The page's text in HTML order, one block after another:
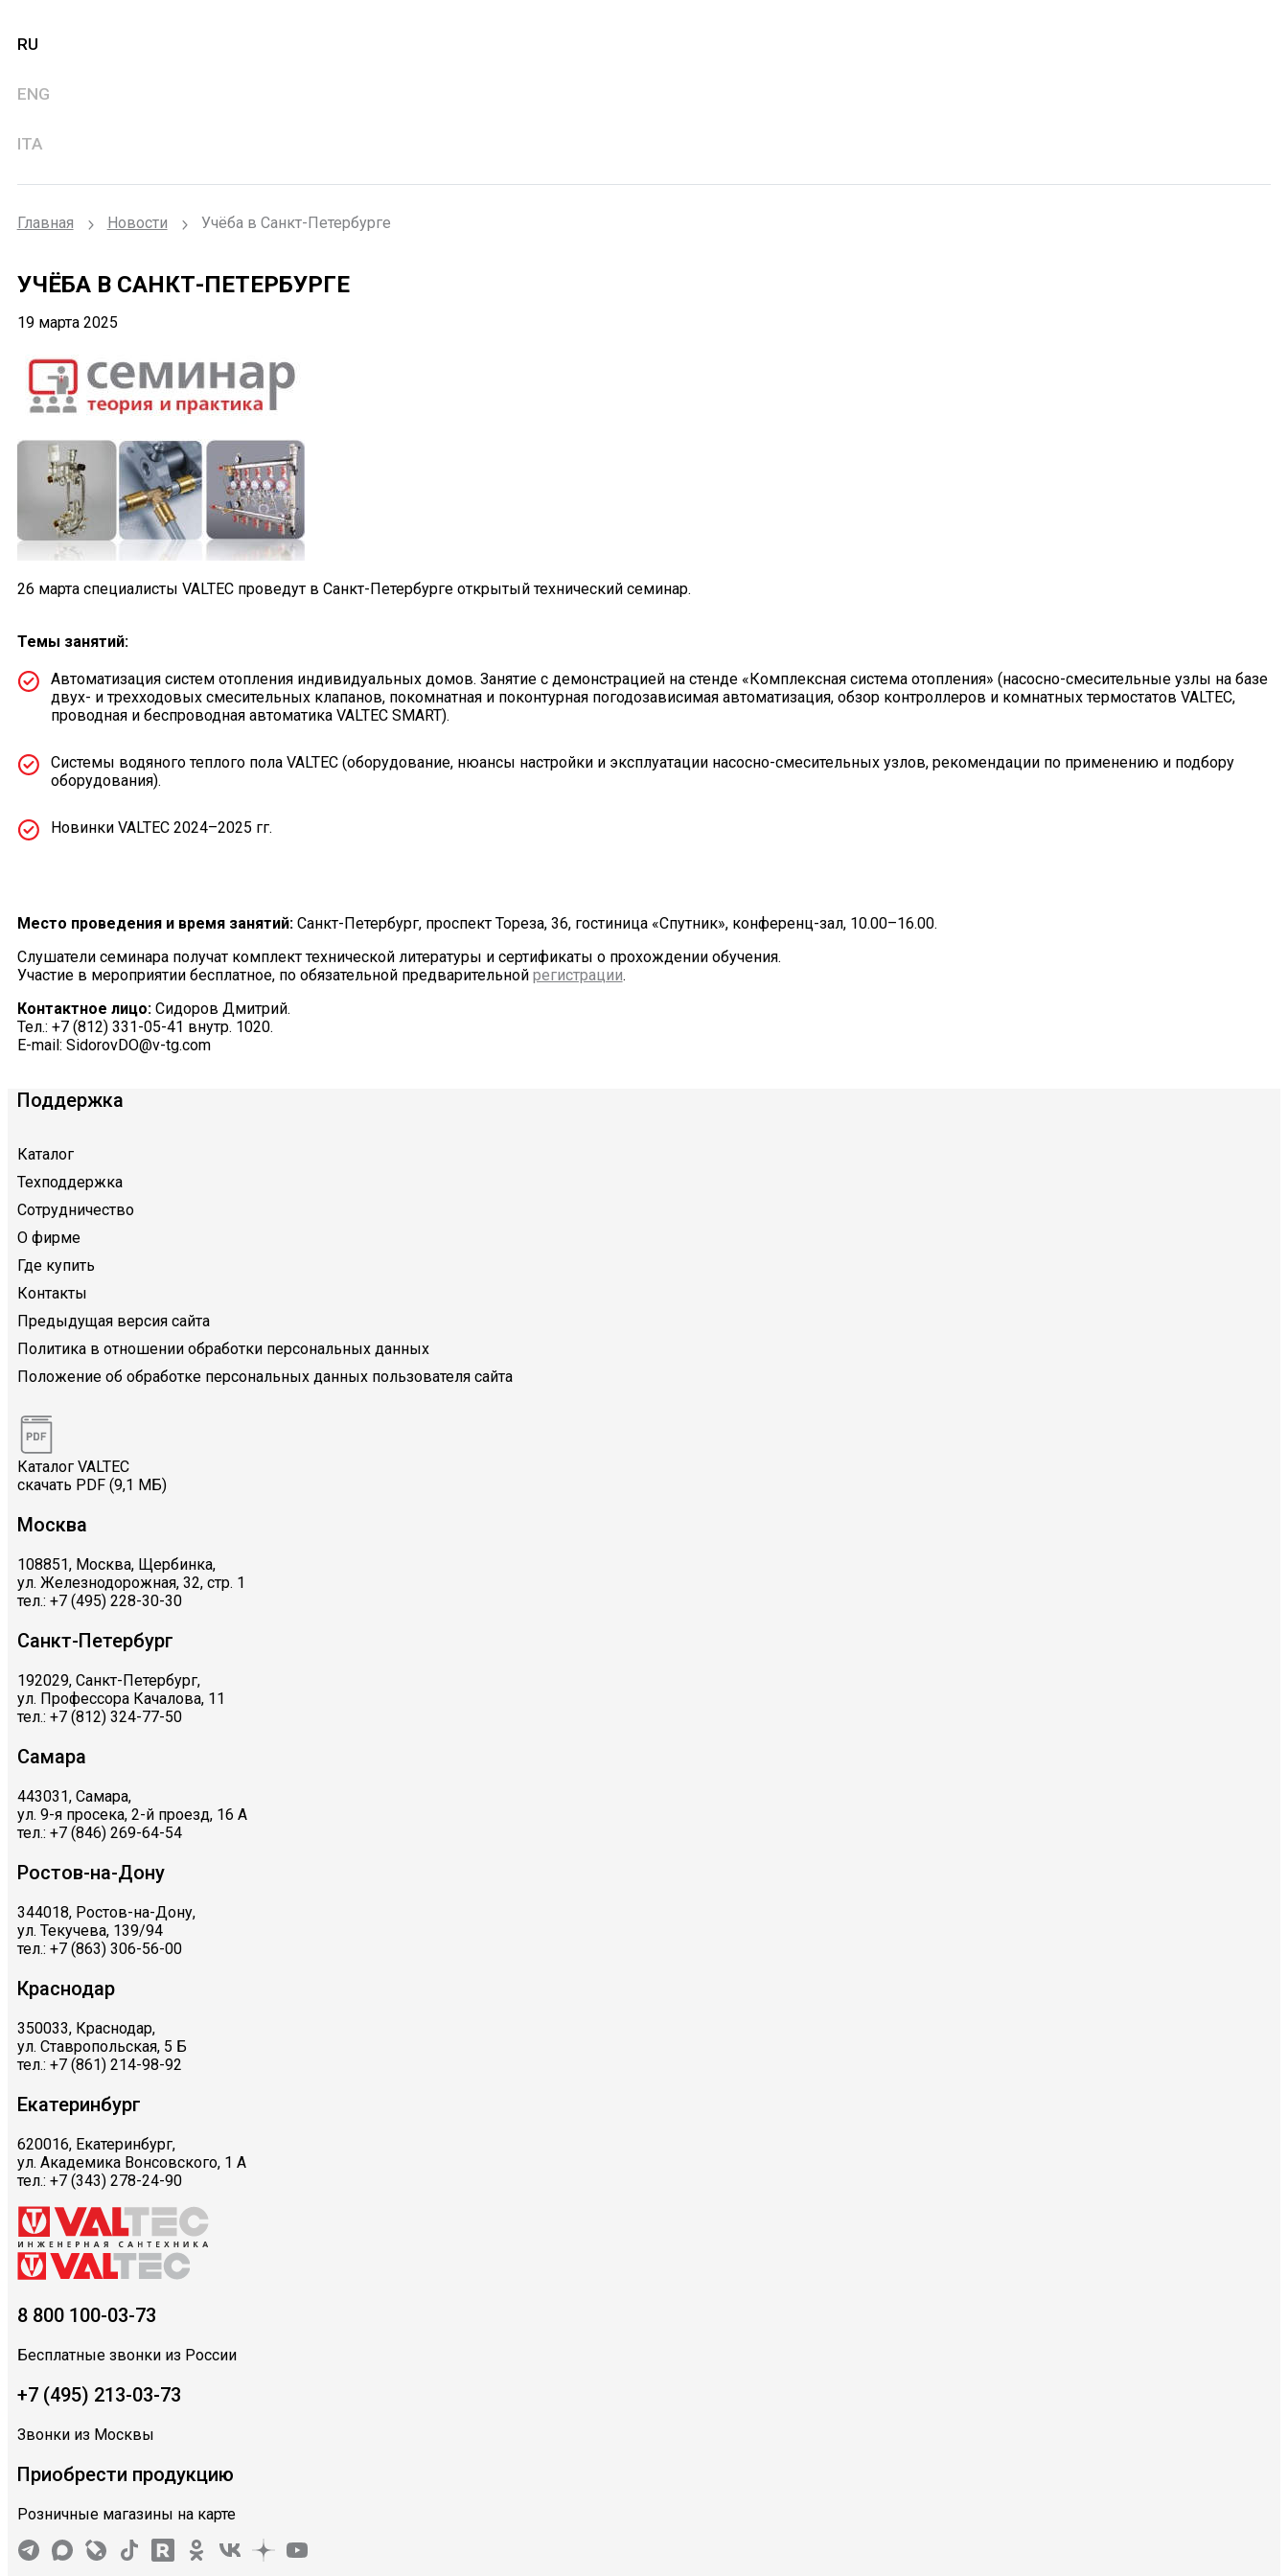
RU
ENG
ITA
Главная Новости Учёба в Санкт-Петербурге
УЧЁБА В САНКТ-ПЕТЕРБУРГЕ
19 марта 2025
26 марта специалисты VALTEC проведут в Санкт-Петербурге открытый технический семинар.
Темы занятий:
Автоматизация систем отопления индивидуальных домов. Занятие с демонстрацией на стенде «Комплексная система отопления» (насосно-смесительные узлы на базе
двух- и трехходовых смесительных клапанов, покомнатная и поконтурная погодозависимая автоматизация, обзор контроллеров и комнатных термостатов VALTEC,
проводная и беспроводная автоматика VALTEC SMART).
Системы водяного теплого пола VALTEC (оборудование, нюансы настройки и эксплуатации насосно-смесительных узлов, рекомендации по применению и подбору
оборудования).
Новинки VALTEC 2024–2025 гг.
Место проведения и время занятий:Санкт-Петербург, проспект Тореза, 36, гостиница «Спутник», конференц-зал, 10.00–16.00.
Слушатели семинара получат комплект технической литературы и сертификаты о прохождении обучения.
Участие в мероприятии бесплатное, по обязательной предварительной регистрации.
Контактное лицо:Сидоров Дмитрий.
Тел.: +7 (812) 331-05-41 внутр. 1020.
E-mail: SidorovDO@v-tg.com
Поддержка
Каталог
Техподдержка
Сотрудничество
О фирме
Где купить
Контакты
Предыдущая версия сайта
Политика в отношении обработки персональных данных
Положение об обработке персональных данных пользователя сайта
Каталог VALTEC
скачать PDF (9,1 МБ)
Москва
108851, Москва, Щербинка,
ул. Железнодорожная, 32, стр. 1
тел.: +7 (495) 228-30-30
Санкт-Петербург
192029, Санкт-Петербург,
ул. Профессора Качалова, 11
тел.: +7 (812) 324-77-50
Самара
443031, Самара,
ул. 9-я просека, 2-й проезд, 16 А
тел.: +7 (846) 269-64-54
Ростов-на-Дону
344018, Ростов-на-Дону,
ул. Текучева, 139/94
тел.: +7 (863) 306-56-00
Краснодар
350033, Краснодар,
ул. Ставропольская, 5 Б
тел.: +7 (861) 214-98-92
Екатеринбург
620016, Екатеринбург,
ул. Академика Вонсовского, 1 А
тел.: +7 (343) 278-24-90
8 800 100-03-73
Бесплатные звонки из России
+7 (495) 213-03-73
Звонки из Москвы
Приобрести продукцию
Розничные магазины на карте